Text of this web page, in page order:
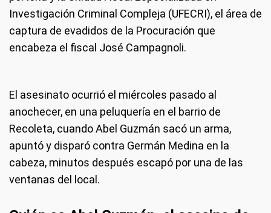
Investigación Criminal Compleja (UFECRI), el área de
captura de evadidos de la Procuración que
encabeza el fiscal José Campagnoli.
El asesinato ocurrió el miércoles pasado al
anochecer, en una peluquería en el barrio de
Recoleta, cuando Abel Guzmán sacó un arma,
apuntó y disparó contra Germán Medina en la
cabeza, minutos después escapó por una de las
ventanas del local.